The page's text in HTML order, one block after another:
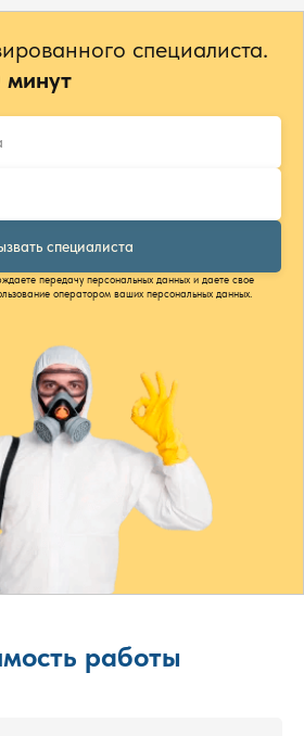
специалиста.
специалиста
передачу персональных данных и даете свое
оператором ваших персональных данных.
работы